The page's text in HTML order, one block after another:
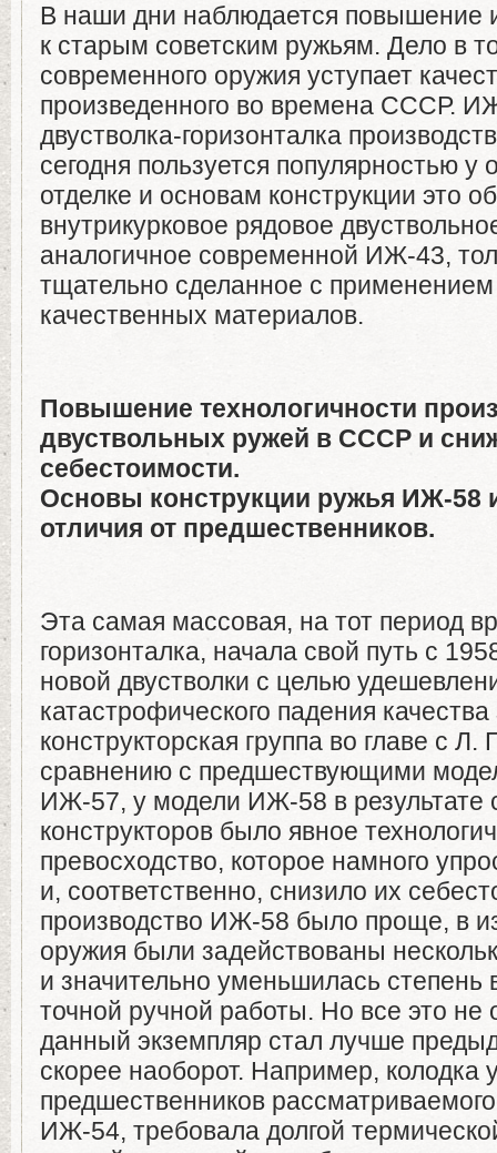
В наши дни наблюдается повышение
к старым советским ружьям. Дело в
современного оружия уступает
произведенного во времена СССР.
двустволка-горизонталка
сегодня пользуется популярностью у
отделке и основам конструкции это
внутрикурковое рядовое
аналогичное современной ИЖ-43,
тщательно сделанное с
качественных материалов.
Повышение технологичности
двуствольных ружей в СССР и
себестоимости.
Основы конструкции ружья ИЖ-58
отличия от предшественников.
Эта самая массовая, на тот период
горизонталка, начала свой путь с
новой двустволки с целью
катастрофического падения
конструкторская группа во главе с
сравнению с предшествующими
ИЖ-57, у модели ИЖ-58 в результате
конструкторов было явное
превосходство, которое намного
и, соответственно, снизило их
производство ИЖ-58 было проще, в
оружия были задействованы
и значительно уменьшилась степень
точной ручной работы. Но все это не
данный экземпляр стал лучше
скорее наоборот. Например, колодка
предшественников
ИЖ-54, требовала долгой